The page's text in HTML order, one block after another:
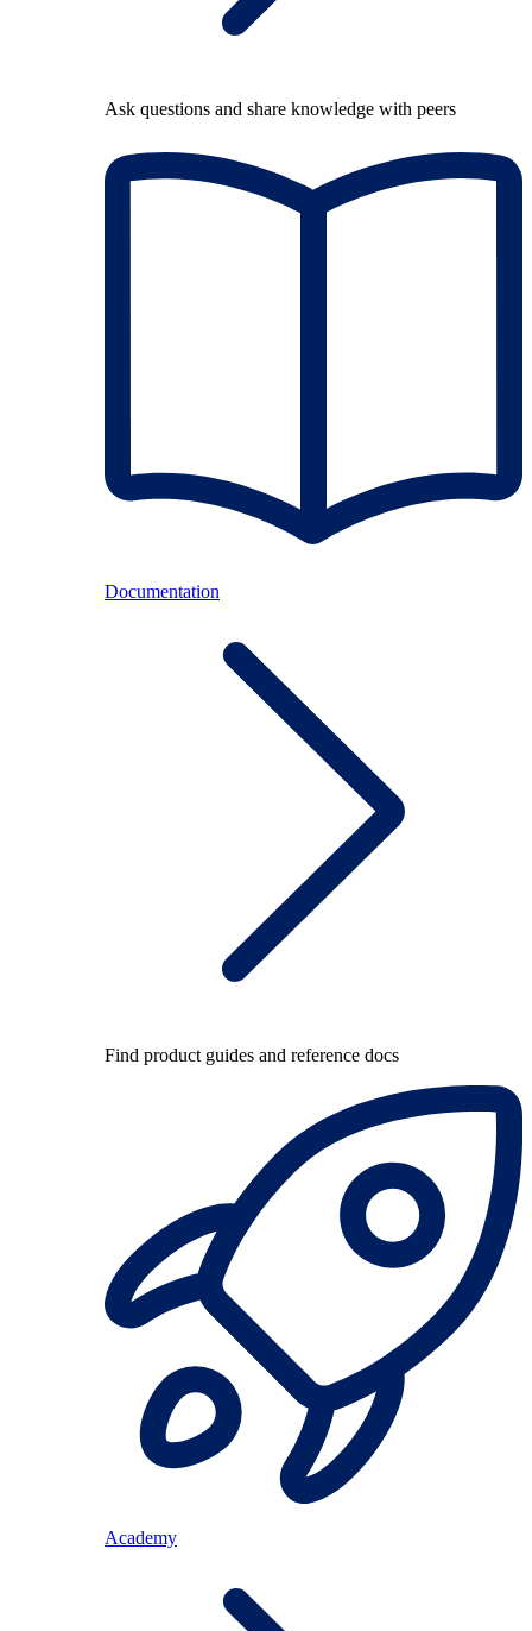
Ask questions and share knowledge with peers
Documentation
Find product guides and reference docs
Academy